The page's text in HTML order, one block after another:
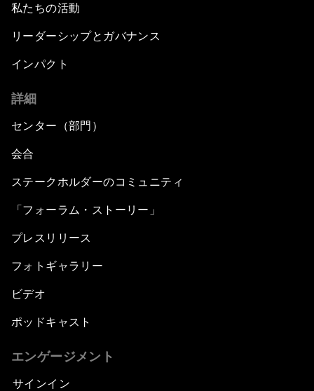
私たちの活動
リーダーシップとガバナンス
インパクト
詳細
センター（部門）
会合
ステークホルダーのコミュニティ
「フォーラム・ストーリー」
プレスリリース
フォトギャラリー
ビデオ
ポッドキャスト
エンゲージメント
サインイン